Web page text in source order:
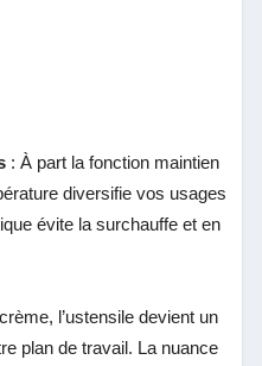
: À part la fonction maintien
diversifie vos usages
évite la surchauffe et en
l’ustensile devient un
plan de travail. La nuance